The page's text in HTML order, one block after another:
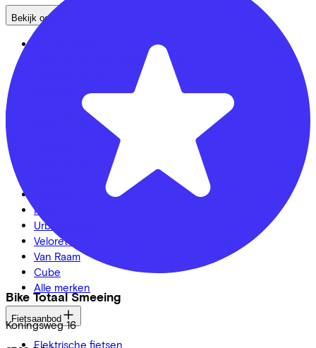
Bike Totaal Smeeing
Koningsweg 16
Bekijk ook
Fiets leasen? Bereken je kosten
Kalkhoff
Urban Arrow
Veloretti
Van Raam
Cube
Alle merken
Fietsaanbod
Elektrische fietsen